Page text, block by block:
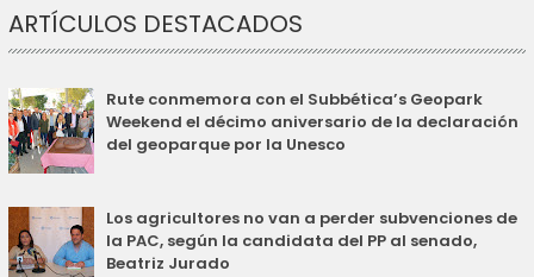
ARTÍCULOS DESTACADOS
Rute conmemora con el Subbética’s Geopark
Weekend el décimo aniversario de la declaración
del geoparque por la Unesco
Los agricultores no van a perder subvenciones de
la PAC, según la candidata del PP al senado,
Beatriz Jurado